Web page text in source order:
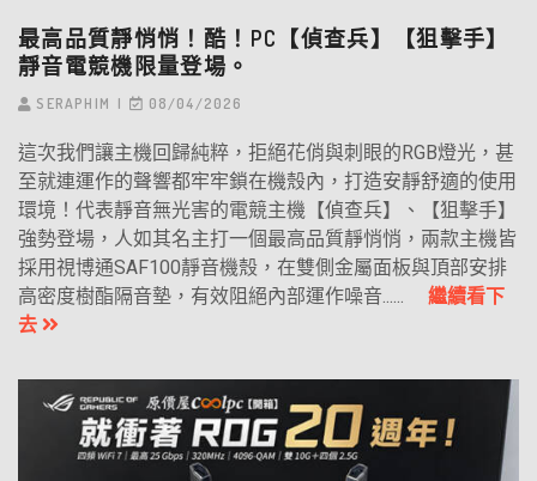
最高品質靜悄悄！酷！PC【偵查兵】【狙擊手】
靜音電競機限量登場。
SERAPHIM 08/04/2026
這次我們讓主機回歸純粹，拒絕花俏與刺眼的RGB燈光，甚
至就連運作的聲響都牢牢鎖在機殼內，打造安靜舒適的使用
環境！代表靜音無光害的電競主機【偵查兵】、【狙擊手】
強勢登場，人如其名主打一個最高品質靜悄悄，兩款主機皆
採用視博通SAF100靜音機殼，在雙側金屬面板與頂部安排
高密度樹酯隔音墊，有效阻絕內部運作噪音...... 繼續看下
去